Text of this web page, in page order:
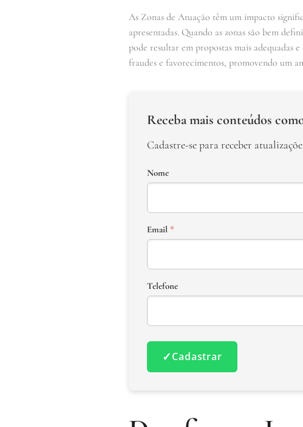
As Zonas de Atuação têm um impacto
apresentadas. Quando as zonas são bem
pode resultar em propostas mais adequadas
fraudes e favorecimentos, promovendo um
Receba mais conteúdos
Cadastre-se para receber
Nome
Email *
Telefone
✓Cadastrar